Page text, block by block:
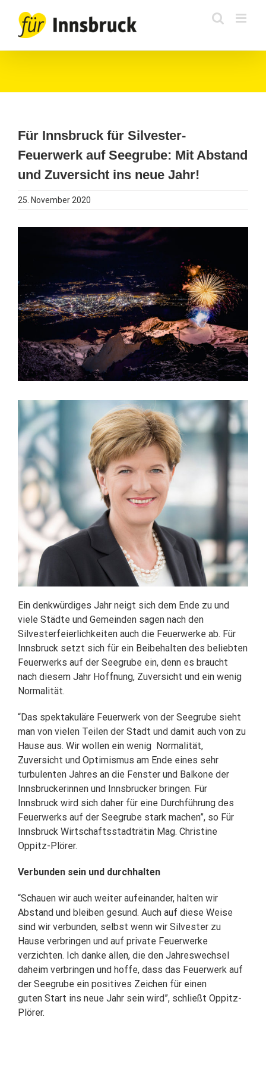
Inhalt
springen
Für Innsbruck für Silvester-
Feuerwerk auf Seegrube: Mit Abstand
und Zuversicht ins neue Jahr!
25. November 2020
Ein denkwürdiges Jahr neigt sich dem Ende zu und
viele Städte und Gemeinden sagen nach den
Silvesterfeierlichkeiten auch die Feuerwerke ab. Für
Innsbruck setzt sich für ein Beibehalten des beliebten
Feuerwerks auf der Seegrube ein, denn es braucht
nach diesem Jahr Hoffnung, Zuversicht und ein wenig
Normalität.
“Das spektakuläre Feuerwerk von der Seegrube sieht
man von vielen Teilen der Stadt und damit auch von zu
Hause aus. Wir wollen ein wenig Normalität,
Zuversicht und Optimismus am Ende eines sehr
turbulenten Jahres an die Fenster und Balkone der
Innsbruckerinnen und Innsbrucker bringen. Für
Innsbruck wird sich daher für eine Durchführung des
Feuerwerks auf der Seegrube stark machen”, so Für
Innsbruck Wirtschaftsstadträtin Mag. Christine
Oppitz-Plörer.
Verbunden sein und durchhalten
“Schauen wir auch weiter aufeinander, halten wir
Abstand und bleiben gesund. Auch auf diese Weise
sind wir verbunden, selbst wenn wir Silvester zu
Hause verbringen und auf private Feuerwerke
verzichten. Ich danke allen, die den Jahreswechsel
daheim verbringen und hoffe, dass das Feuerwerk auf
der Seegrube ein positives Zeichen für einen
guten Start ins neue Jahr sein wird”, schließt Oppitz-
Plörer.